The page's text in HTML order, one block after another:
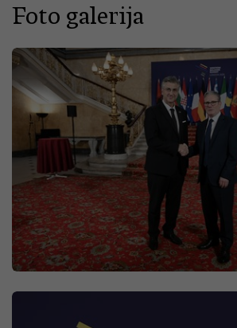
Foto galerija